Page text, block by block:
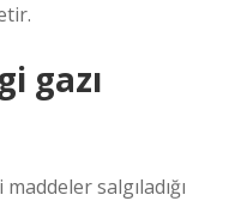
gazı
salgıladığı